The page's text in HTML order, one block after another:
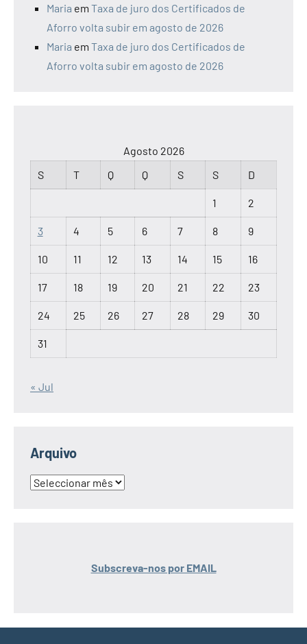
Maria em Taxa de juro dos Certificados de
Aforro volta subir em agosto de 2026
Maria em Taxa de juro dos Certificados de
Aforro volta subir em agosto de 2026
Agosto 2026
S
T Q Q S S D
1 2
3 4 5 6 7 8 9
10 11 12 13 14 15 16
17 18 19 20 21 22 23
24 25 26 27 28 29 30
31
« Jul
Arquivo
Arquivo
Subscreva-nos por EMAIL